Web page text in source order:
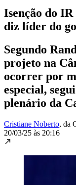
Isenção do
diz líder do
Segundo
projeto na
ocorrer por
especial,
plenário da
Cristiane Noberto, da
20/03/25 às 20:16